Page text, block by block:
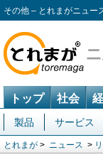
その他 – とれまがニュー
トップ 社会
製品 サービス
とれまが > ニュース >